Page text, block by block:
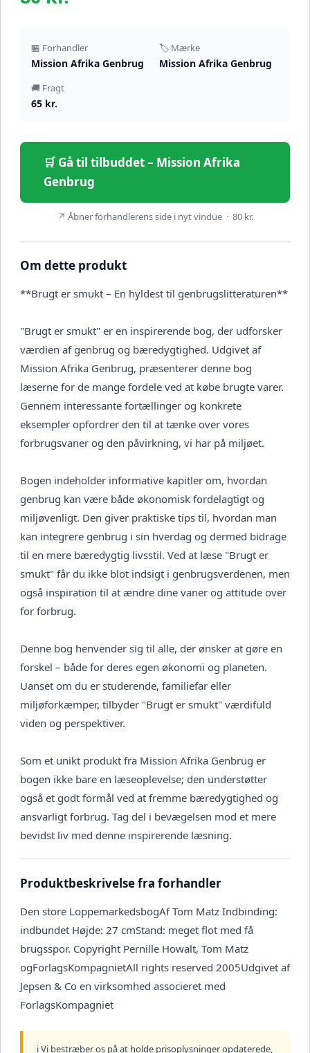
🏪 Forhandler
Mission Afrika Genbrug
🏷️ Mærke
Mission Afrika Genbrug
🚚 Fragt
65 kr.
🛒 Gå til tilbuddet – Mission Afrika
Genbrug
↗ Åbner forhandlerens side i nyt vindue · 80 kr.
Om dette produkt
**Brugt er smukt – En hyldest til genbrugslitteraturen**
"Brugt er smukt" er en inspirerende bog, der udforsker
værdien af genbrug og bæredygtighed. Udgivet af
Mission Afrika Genbrug, præsenterer denne bog
læserne for de mange fordele ved at købe brugte varer.
Gennem interessante fortællinger og konkrete
eksempler opfordrer den til at tænke over vores
forbrugsvaner og den påvirkning, vi har på miljøet.
Bogen indeholder informative kapitler om, hvordan
genbrug kan være både økonomisk fordelagtigt og
miljøvenligt. Den giver praktiske tips til, hvordan man
kan integrere genbrug i sin hverdag og dermed bidrage
til en mere bæredygtig livsstil. Ved at læse "Brugt er
smukt" får du ikke blot indsigt i genbrugsverdenen, men
også inspiration til at ændre dine vaner og attitude over
for forbrug.
Denne bog henvender sig til alle, der ønsker at gøre en
forskel – både for deres egen økonomi og planeten.
Uanset om du er studerende, familiefar eller
miljøforkæmper, tilbyder "Brugt er smukt" værdifuld
viden og perspektiver.
Som et unikt produkt fra Mission Afrika Genbrug er
bogen ikke bare en læseoplevelse; den understøtter
også et godt formål ved at fremme bæredygtighed og
ansvarligt forbrug. Tag del i bevægelsen mod et mere
bevidst liv med denne inspirerende læsning.
Produktbeskrivelse fra forhandler
Den store LoppemarkedsbogAf Tom Matz Indbinding:
indbundet Højde: 27 cmStand: meget flot med få
brugsspor. Copyright Pernille Howalt, Tom Matz
ogForlagsKompagnietAll rights reserved 2005Udgivet af
Jepsen & Co en virksomhed associeret med
ForlagsKompagniet
ℹ️ Vi bestræber os på at holde prisoplysninger opdaterede,